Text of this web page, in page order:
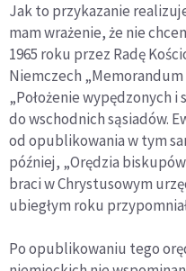
Jak to przykazanie
mam wrażenie, że nie
1965 roku przez Radę
Niemczech
„Położenie wypędzonych
do wschodnich sąsiadów.
od opublikowania w tym
później, „Orędzia
braci w Chrystusowym
ubiegłym roku
Po opublikowaniu tego